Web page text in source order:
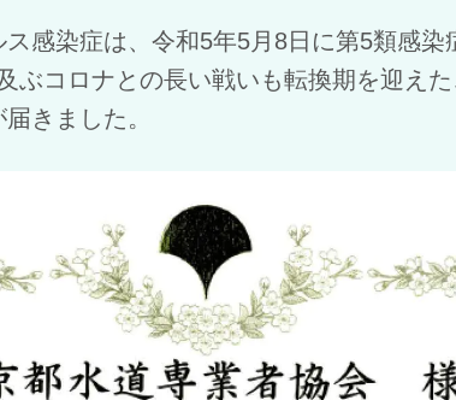
感染症は、令和5年5月8日に第5類感染
ぶコロナとの長い戦いも転換期を迎えた
届きました。